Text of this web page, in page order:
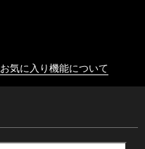
お気に入り機能について